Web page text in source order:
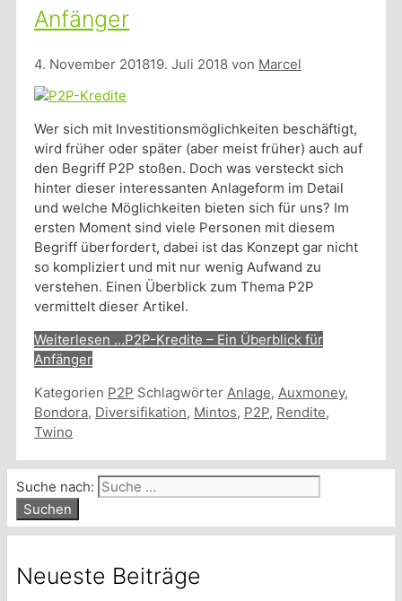
Anfänger
4. November 201819. Juli 2018 von Marcel
Wer sich mit Investitionsmöglichkeiten beschäftigt,
wird früher oder später (aber meist früher) auch auf
den Begriff P2P stoßen. Doch was versteckt sich
hinter dieser interessanten Anlageform im Detail
und welche Möglichkeiten bieten sich für uns? Im
ersten Moment sind viele Personen mit diesem
Begriff überfordert, dabei ist das Konzept gar nicht
so kompliziert und mit nur wenig Aufwand zu
verstehen. Einen Überblick zum Thema P2P
vermittelt dieser Artikel.
Weiterlesen …P2P-Kredite – Ein Überblick für
Anfänger
Kategorien P2P Schlagwörter Anlage, Auxmoney,
Bondora, Diversifikation, Mintos, P2P, Rendite,
Twino
Suche nach:
Neueste Beiträge